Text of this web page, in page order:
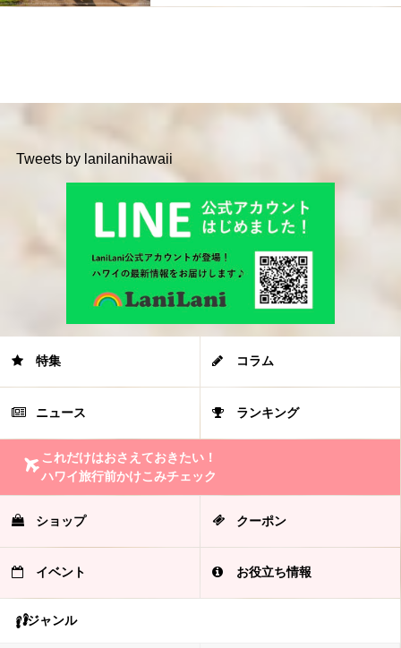
Tweets by lanilanihawaii
特集 コラム
ニュース ランキング
これだけはおさえておきたい！
ハワイ旅行前かけこみチェック
ショップ クーポン
イベント お役立ち情報
ジャンル